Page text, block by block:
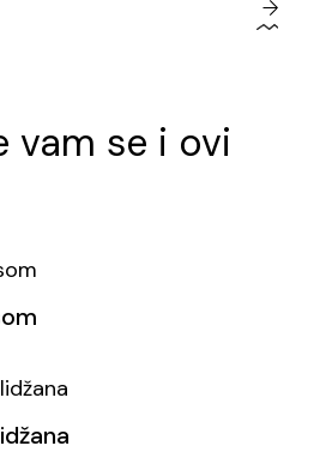
vam se i ovi